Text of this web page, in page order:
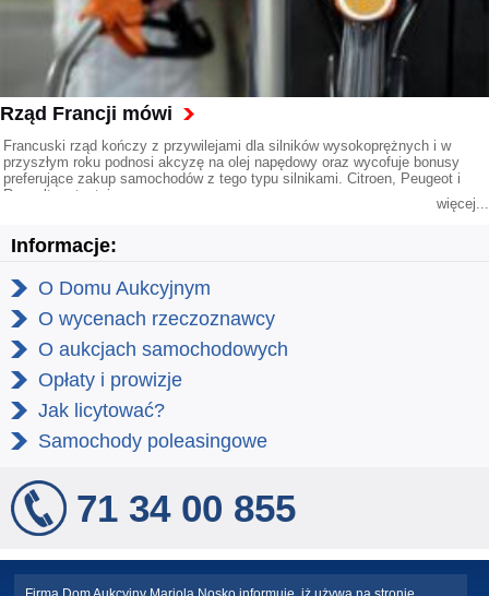
Rząd Francji mówi
Francuski rząd kończy z przywilejami dla silników wysokoprężnych i w
przyszłym roku podnosi akcyzę na olej napędowy oraz wycofuje bonusy
preferujące zakup samochodów z tego typu silnikami. Citroen, Peugeot i
Renault protestują.
więcej...
Informacje:
O Domu Aukcyjnym
O wycenach rzeczoznawcy
O aukcjach samochodowych
Opłaty i prowizje
Jak licytować?
Samochody poleasingowe
71 34 00 855